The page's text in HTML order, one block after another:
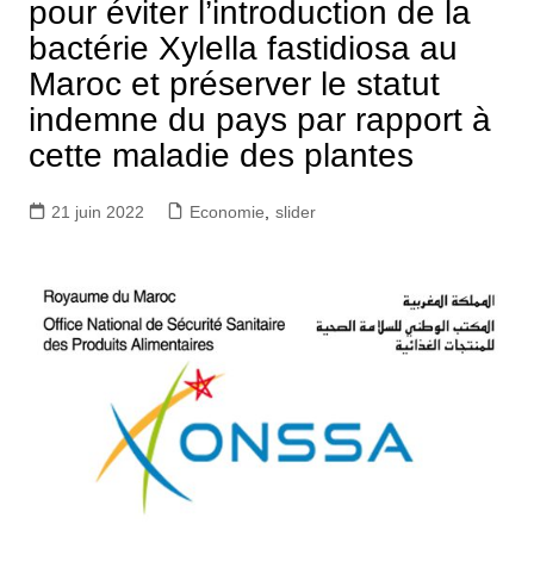
pour éviter l’introduction de la
bactérie Xylella fastidiosa au
Maroc et préserver le statut
indemne du pays par rapport à
cette maladie des plantes
21 juin 2022 Economie slider